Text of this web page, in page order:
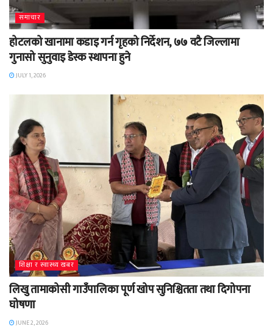
समाचार
होटलको खानामा कडाइ गर्न गृहको निर्देशन, ७७ वटै जिल्लामा
गुनासो सुनुवाइ डेस्क स्थापना हुने
JULY 1, 2026
शिक्षा र स्वास्थ्य खबर
लिखु तामाकोसी गाउँपालिका पूर्ण खोप सुनिश्चितता तथा दिगोपना
घोषणा
JUNE 2, 2026